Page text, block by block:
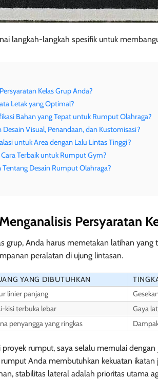
langkah-langkah spesifik untuk
Kelas Grup Anda?
Letak yang Optimal?
Bahan yang Tepat untuk Rumput Olahraga?
Visual, Penandaan, dan Kustomisasi?
untuk Area dengan Lalu Lintas Tinggi?
Terbaik untuk Rumput Gym?
Desain Rumput Olahraga?
Persyaratan
grup, Anda harus memetakan latihan
peralatan di ujung lintasan.
YANG DIBUTUHKAN
linier panjang
kisi terbuka lebar Gaya
penyangga yang ringkas
rumput, saya selalu memulai
Anda membutuhkan kekuatan
stabilitas lateral adalah prioritas utama